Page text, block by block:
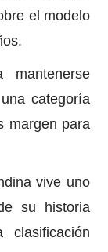
el modelo
mantenerse
categoría
margen para
vive uno
su historia